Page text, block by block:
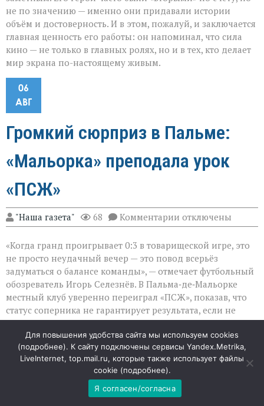
не по значению — именно они придавали истории
объём и достоверность. И в этом, пожалуй, и заключается
главная ценность его работы: он напоминал, что сила
кино — не только в главных ролях, но и в тех, кто делает
мир экрана по-настоящему живым.
06
АВГ
Громкий сюрприз в Пальме:
«Мальорка» преподала урок
«ПСЖ»
"Наша газета" 68 Комментарии к
записи
сюрприз
в
Пальме:
«Мальорка»
преподала
урок
«ПСЖ»
отключены
«Когда гранд проигрывает 0:3 в товарищеской игре, это
не просто неудачный вечер — это повод всерьёз
задуматься о балансе команды», — отмечает футбольный
обозреватель Игорь Селезнёв. В Пальма‑де‑Мальорке
местный клуб уверенно переиграл «ПСЖ», показав, что
статус соперника не гарантирует результата, если не
хватает сыгранности и концентрации.
Уверенность хозяев и растерянность гостей
«Мальорка» с первых минут действовала собранно и
прагматично: команда не пыталась копировать
зрелищный стиль топ‑клубов, а делала ставку на
Для повышения удобства сайта мы используем cookies
(подробнее). К сайту подключены сервисы Yandex.Metrika,
LiveInternet, top.mail.ru, которые также использует файлы
cookie (подробнее).
Я согласен/согласна